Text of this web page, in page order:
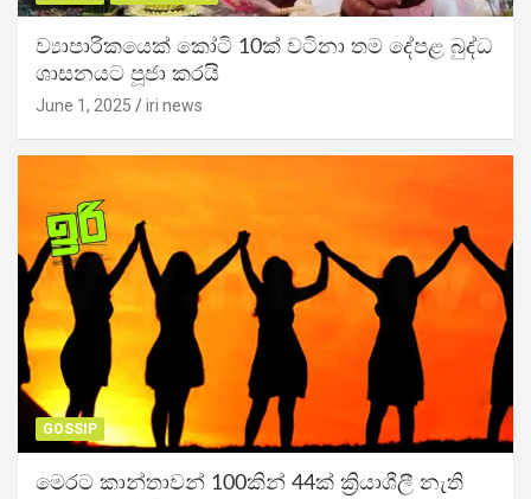
ව්‍යාපාරිකයෙක් කෝටි 10ක් වටිනා තම දේපළ බුද්ධ
ශාසනයට පූජා කරයි
June 1, 2025 iri news
GOSSIP
මෙරට කාන්තාවන් 100කින් 44ක් ක්‍රියාශීලී නැති